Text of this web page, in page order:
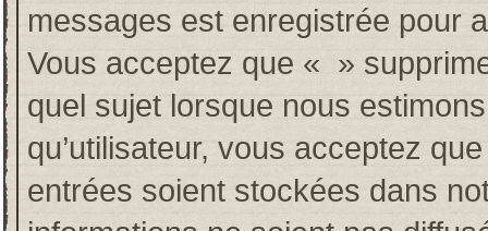
messages est enregistrée pour
Vous acceptez que « »
quel sujet lorsque nous
qu’utilisateur, vous acceptez
entrées soient stockées dans